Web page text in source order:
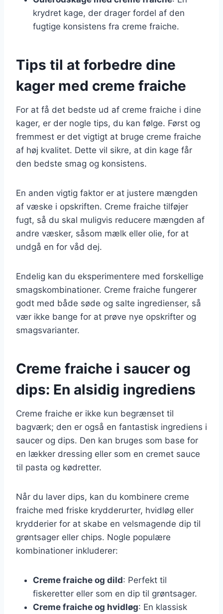
krydret kage, der drager fordel af den
fugtige konsistens fra creme fraiche.
Tips til at forbedre dine
kager med creme fraiche
For at få det bedste ud af creme fraiche i dine
kager, er der nogle tips, du kan følge. Først og
fremmest er det vigtigt at bruge creme fraiche
af høj kvalitet. Dette vil sikre, at din kage får
den bedste smag og konsistens.
En anden vigtig faktor er at justere mængden
af væske i opskriften. Creme fraiche tilføjer
fugt, så du skal muligvis reducere mængden af
andre væsker, såsom mælk eller olie, for at
undgå en for våd dej.
Endelig kan du eksperimentere med forskellige
smagskombinationer. Creme fraiche fungerer
godt med både søde og salte ingredienser, så
vær ikke bange for at prøve nye opskrifter og
smagsvarianter.
Creme fraiche i saucer og
dips: En alsidig ingrediens
Creme fraiche er ikke kun begrænset til
bagværk; den er også en fantastisk ingrediens i
saucer og dips. Den kan bruges som base for
en lækker dressing eller som en cremet sauce
til pasta og kødretter.
Når du laver dips, kan du kombinere creme
fraiche med friske krydderurter, hvidløg eller
krydderier for at skabe en velsmagende dip til
grøntsager eller chips. Nogle populære
kombinationer inkluderer:
Creme fraiche og dild: Perfekt til
fiskeretter eller som en dip til grøntsager.
Creme fraiche og hvidløg: En klassisk